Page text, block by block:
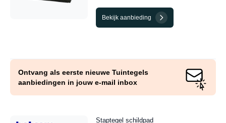
Bekijk aanbieding
Ontvang als eerste nieuwe Tuintegels
aanbiedingen in jouw e-mail inbox
Staptegel schildpad